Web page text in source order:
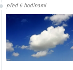
před 6 hodinami